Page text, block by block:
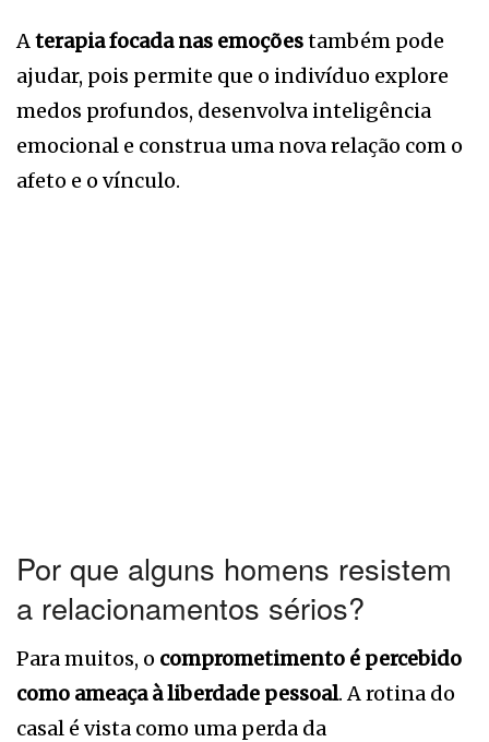
Aterapia focada nas emoçõestambém pode
ajudar, pois permite que o indivíduo explore
medos profundos, desenvolva inteligência
emocional e construa uma nova relação com o
afeto e o vínculo.
Por que alguns homens resistem
a relacionamentos sérios?
Para muitos, o comprometimento é percebido
como ameaça à liberdade pessoal. A rotina do
casal é vista como uma perda da